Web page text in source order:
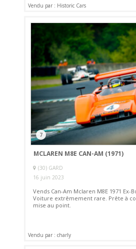
Vendu par : Historic Cars
7
MCLAREN M8E CAN-AM (1971)
(30) GARD
16 juin 2023
Vends Can-Am Mclaren M8E 1971 Ex-
Voiture extrêmement rare. Prête à
mise au point.
Vendu par : charly